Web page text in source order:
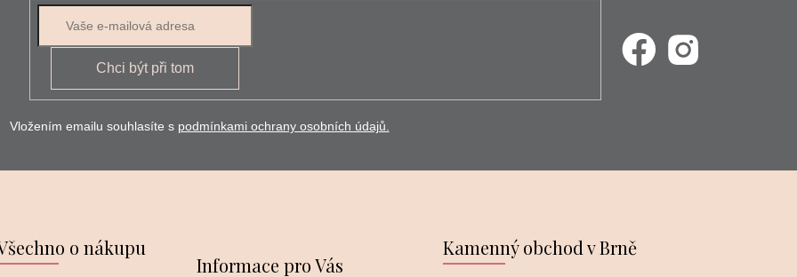
Chci být při tom
Vložením emailu souhlasíte s podmínkami ochrany osobních údajů.
o nákupu
Informace pro Vás
Kamenný obchod v Brně